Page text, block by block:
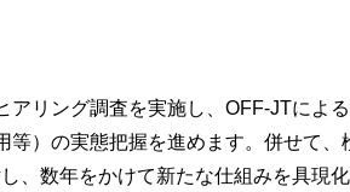
リング調査を実施し、OFF-JTによ
）の実態把握を進めます。併せて
、数年をかけて新たな仕組みを具現